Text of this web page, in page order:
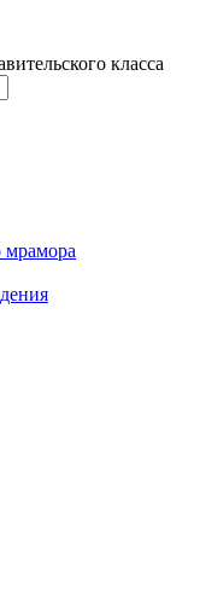
класса
мрамора